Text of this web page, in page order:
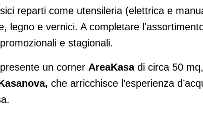
reparti come utensileria (elettrica e
legno e vernici. A completare
e stagionali.
un corner AreaKasadi circa 50
che arricchisce l’esperienza